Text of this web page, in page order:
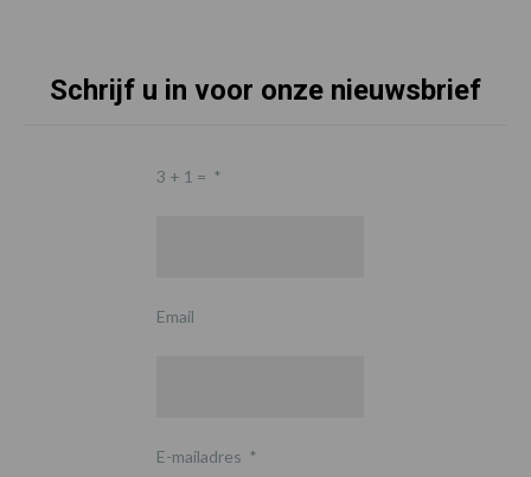
Schrijf u in voor onze nieuwsbrief
3 + 1 = *
Email
E-mailadres *